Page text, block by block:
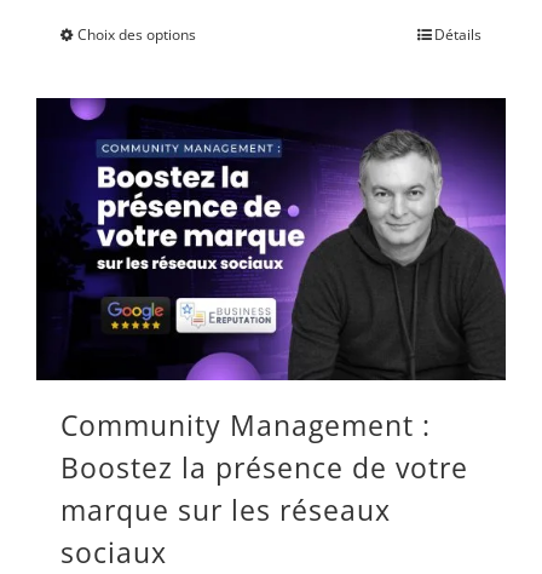
Choix des optionsCe
a
plusieurs
variations.
Les
options
peuvent
être
choisies
sur
la
Détails
Community Management :
Boostez la présence de votre
marque sur les réseaux
sociaux